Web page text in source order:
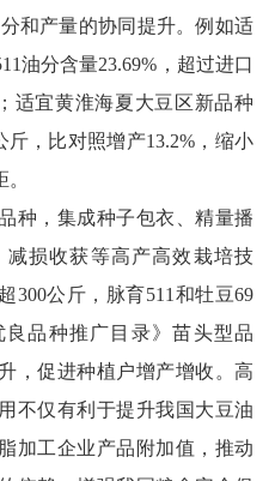
和产量的协同提升。例如适
油分含量23.69%，超过进口
适宜黄淮海夏大豆区新品种
斤，比对照增产13.2%，缩小
，集成种子包衣、精量播
损收获等高产高效栽培技
300公斤，脉育511和牡豆69
良品种推广目录》苗头型品
，促进种植户增产增收。高
不仅有利于提升我国大豆油
加工企业产品附加值，推动